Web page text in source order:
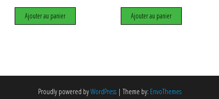
Ajouter au panier Ajouter au panier
Proudly powered byWordPress | Theme by: EnvoThemes